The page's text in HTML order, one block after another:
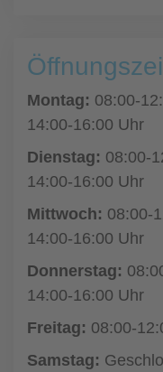
Montag: 08:00-
14:00-16:00 Uhr
Dienstag: 08:00-
14:00-16:00 Uhr
Mittwoch: 08:00-
14:00-16:00 Uhr
Donnerstag:
14:00-16:00 Uhr
Freitag: 08:00-
Samstag: